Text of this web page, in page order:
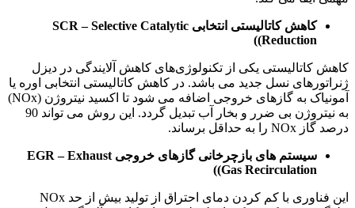
کاهش کاتالیستی انتخابی SCR – Selective Catalytic
Reduction))
کاهش کاتالیستی یکی از تکنولوژی‌های کاهش آلایندگی در دیزل
ژنراتورهای نسل جدید می باشد. در کاهش کاتالیستی انتخابی اوره یا
آمونیاک به گازهای خروجی اضافه می شود تا اکسید نیتروژن (NOx)
به نیتروژن بی ضرر و بخار آب تبدیل گردد. این روش می ‌تواند 90
درصد گاز NOx را به حداقل برساند.
سیستم ‌های بازچرخانی گازهای خروجی EGR – Exhaust
Gas Recirculation))
این فناوری با کم کردن دمای احتراق از تولید بیش از حد NOx